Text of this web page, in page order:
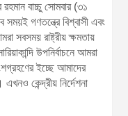
বাচ্চু সোমবার (৩১
গণতন্ত্রে বিশ্বাসী এবং
সবসময় রাষ্ট্রীয় ক্ষমতায়
উপনির্বাচনে আমরা
ইচ্ছে আমাদের
কেন্দ্রীয় নির্দেশনা